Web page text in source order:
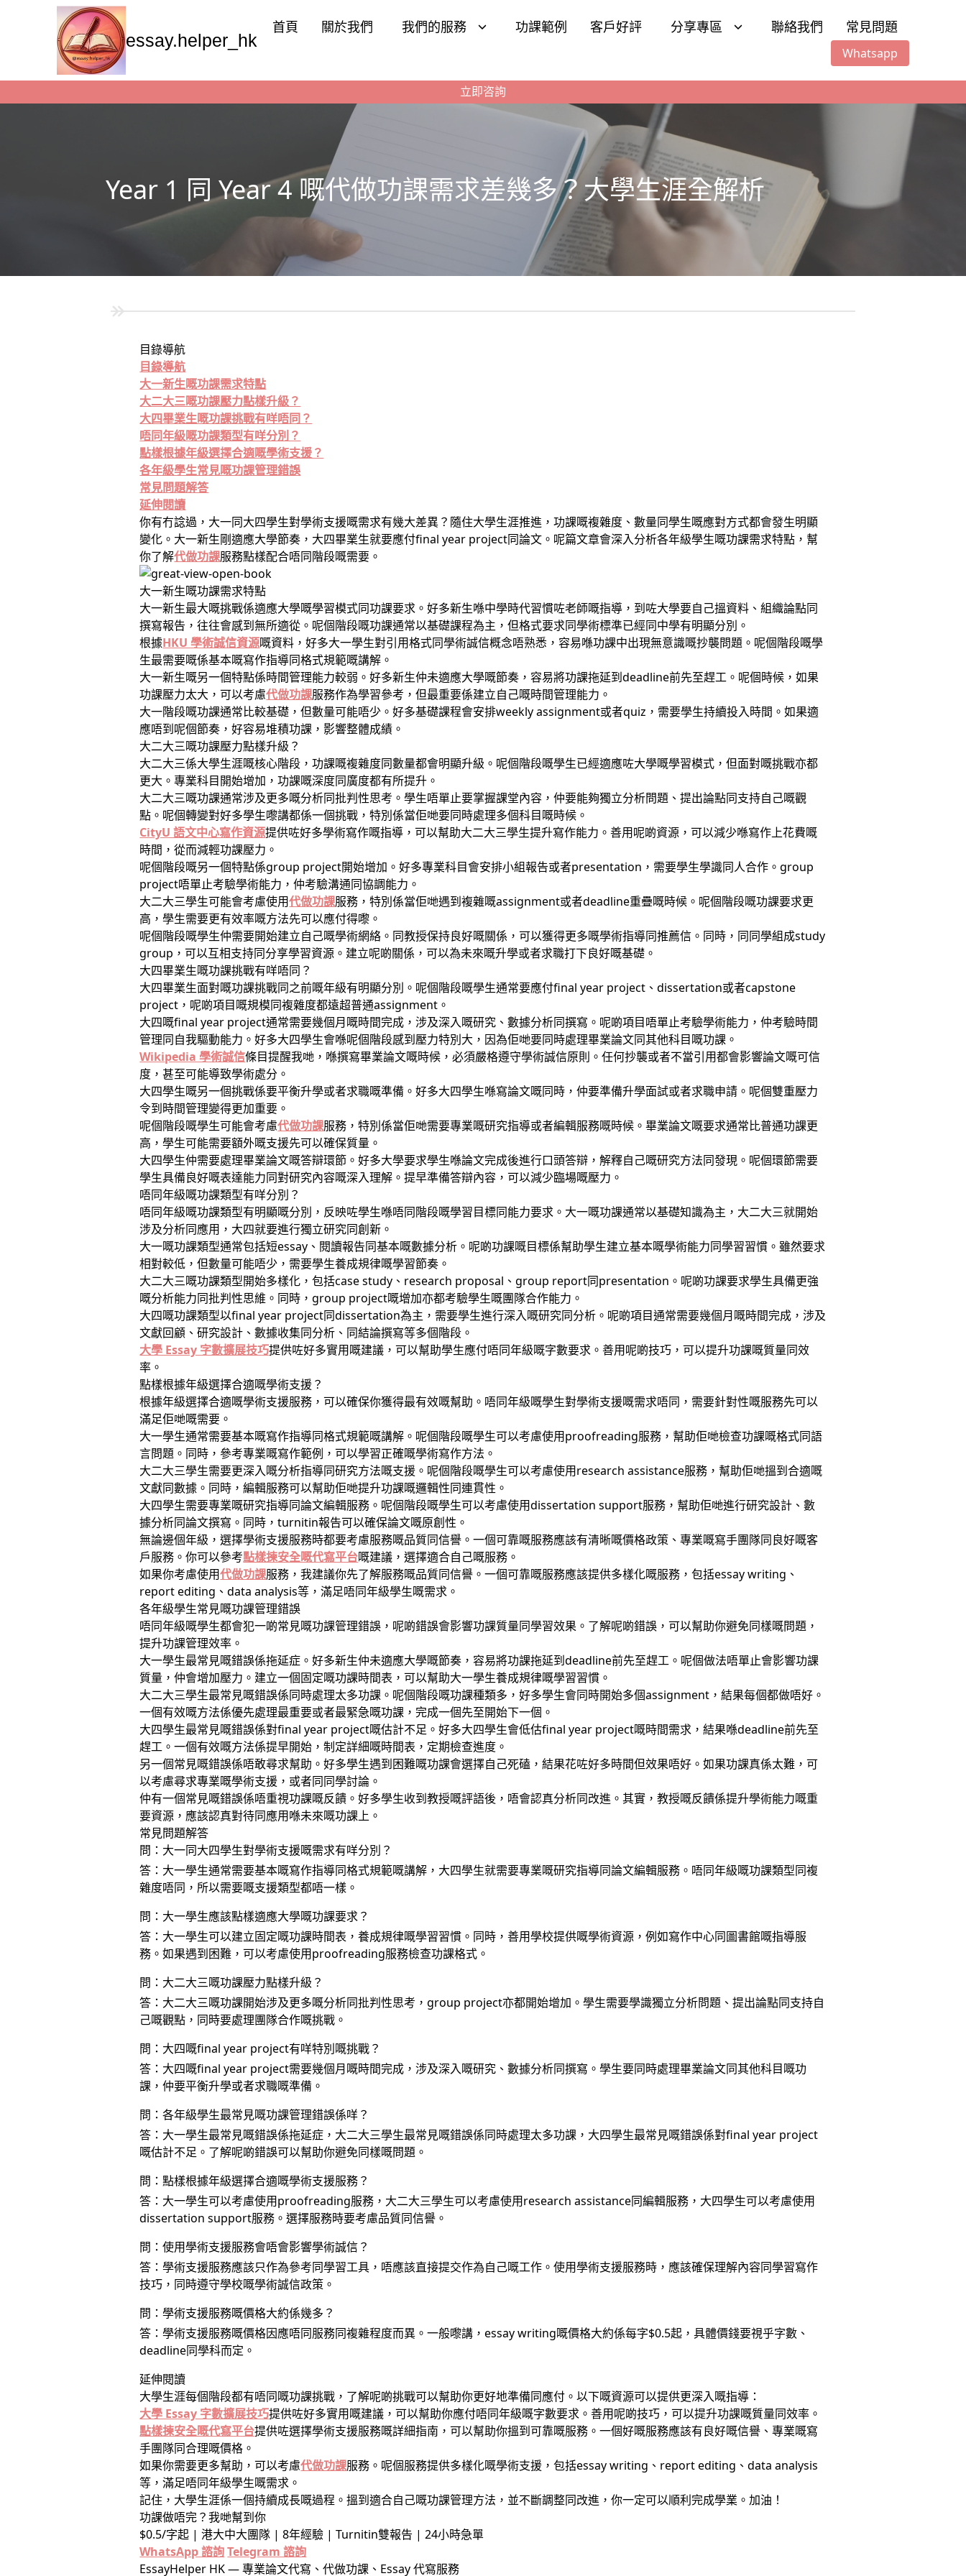
essay.helper_hk
首頁 關於我們 我們的服務 功課範例 客戶好評 分享專區 聯絡我們 常見問題
Whatsapp
立即咨詢
Year 1 同 Year 4 嘅代做功課需求差幾多？大學生涯全解析
目錄導航
目錄導航
大一新生嘅功課需求特點
大二大三嘅功課壓力點樣升級？
大四畢業生嘅功課挑戰有咩唔同？
唔同年級嘅功課類型有咩分別？
點樣根據年級選擇合適嘅學術支援？
各年級學生常見嘅功課管理錯誤
常見問題解答
延伸閱讀
你有冇諗過，大一同大四學生對學術支援嘅需求有幾大差異？隨住大學生涯推進，功課嘅複雜度、數量同學生嘅應對方式都會發生明顯
變化。大一新生剛適應大學節奏，大四畢業生就要應付final year project同論文。呢篇文章會深入分析各年級學生嘅功課需求特點，幫
你了解代做功課服務點樣配合唔同階段嘅需要。
大一新生嘅功課需求特點
大一新生最大嘅挑戰係適應大學嘅學習模式同功課要求。好多新生喺中學時代習慣咗老師嘅指導，到咗大學要自己搵資料、組織論點同
撰寫報告，往往會感到無所適從。呢個階段嘅功課通常以基礎課程為主，但格式要求同學術標準已經同中學有明顯分別。
根據HKU 學術誠信資源嘅資料，好多大一學生對引用格式同學術誠信概念唔熟悉，容易喺功課中出現無意識嘅抄襲問題。呢個階段嘅學
生最需要嘅係基本嘅寫作指導同格式規範嘅講解。
大一新生嘅另一個特點係時間管理能力較弱。好多新生仲未適應大學嘅節奏，容易將功課拖延到deadline前先至趕工。呢個時候，如果
功課壓力太大，可以考慮代做功課服務作為學習參考，但最重要係建立自己嘅時間管理能力。
大一階段嘅功課通常比較基礎，但數量可能唔少。好多基礎課程會安排weekly assignment或者quiz，需要學生持續投入時間。如果適
應唔到呢個節奏，好容易堆積功課，影響整體成績。
大二大三嘅功課壓力點樣升級？
大二大三係大學生涯嘅核心階段，功課嘅複雜度同數量都會明顯升級。呢個階段嘅學生已經適應咗大學嘅學習模式，但面對嘅挑戰亦都
更大。專業科目開始增加，功課嘅深度同廣度都有所提升。
大二大三嘅功課通常涉及更多嘅分析同批判性思考。學生唔單止要掌握課堂內容，仲要能夠獨立分析問題、提出論點同支持自己嘅觀
點。呢個轉變對好多學生嚟講都係一個挑戰，特別係當佢哋要同時處理多個科目嘅時候。
CityU 語文中心寫作資源提供咗好多學術寫作嘅指導，可以幫助大二大三學生提升寫作能力。善用呢啲資源，可以減少喺寫作上花費嘅
時間，從而減輕功課壓力。
呢個階段嘅另一個特點係group project開始增加。好多專業科目會安排小組報告或者presentation，需要學生學識同人合作。group
project唔單止考驗學術能力，仲考驗溝通同協調能力。
大二大三學生可能會考慮使用代做功課服務，特別係當佢哋遇到複雜嘅assignment或者deadline重疊嘅時候。呢個階段嘅功課要求更
高，學生需要更有效率嘅方法先可以應付得嚟。
呢個階段嘅學生仲需要開始建立自己嘅學術網絡。同教授保持良好嘅關係，可以獲得更多嘅學術指導同推薦信。同時，同同學組成study
group，可以互相支持同分享學習資源。建立呢啲關係，可以為未來嘅升學或者求職打下良好嘅基礎。
大四畢業生嘅功課挑戰有咩唔同？
大四畢業生面對嘅功課挑戰同之前嘅年級有明顯分別。呢個階段嘅學生通常要應付final year project、dissertation或者capstone
project，呢啲項目嘅規模同複雜度都遠超普通assignment。
大四嘅final year project通常需要幾個月嘅時間完成，涉及深入嘅研究、數據分析同撰寫。呢啲項目唔單止考驗學術能力，仲考驗時間
管理同自我驅動能力。好多大四學生會喺呢個階段感到壓力特別大，因為佢哋要同時處理畢業論文同其他科目嘅功課。
Wikipedia 學術誠信條目提醒我哋，喺撰寫畢業論文嘅時候，必須嚴格遵守學術誠信原則。任何抄襲或者不當引用都會影響論文嘅可信
度，甚至可能導致學術處分。
大四學生嘅另一個挑戰係要平衡升學或者求職嘅準備。好多大四學生喺寫論文嘅同時，仲要準備升學面試或者求職申請。呢個雙重壓力
令到時間管理變得更加重要。
呢個階段嘅學生可能會考慮代做功課服務，特別係當佢哋需要專業嘅研究指導或者編輯服務嘅時候。畢業論文嘅要求通常比普通功課更
高，學生可能需要額外嘅支援先可以確保質量。
大四學生仲需要處理畢業論文嘅答辯環節。好多大學要求學生喺論文完成後進行口頭答辯，解釋自己嘅研究方法同發現。呢個環節需要
學生具備良好嘅表達能力同對研究內容嘅深入理解。提早準備答辯內容，可以減少臨場嘅壓力。
唔同年級嘅功課類型有咩分別？
唔同年級嘅功課類型有明顯嘅分別，反映咗學生喺唔同階段嘅學習目標同能力要求。大一嘅功課通常以基礎知識為主，大二大三就開始
涉及分析同應用，大四就要進行獨立研究同創新。
大一嘅功課類型通常包括短essay、閱讀報告同基本嘅數據分析。呢啲功課嘅目標係幫助學生建立基本嘅學術能力同學習習慣。雖然要求
相對較低，但數量可能唔少，需要學生養成規律嘅學習節奏。
大二大三嘅功課類型開始多樣化，包括case study、research proposal、group report同presentation。呢啲功課要求學生具備更強
嘅分析能力同批判性思維。同時，group project嘅增加亦都考驗學生嘅團隊合作能力。
大四嘅功課類型以final year project同dissertation為主，需要學生進行深入嘅研究同分析。呢啲項目通常需要幾個月嘅時間完成，涉及
文獻回顧、研究設計、數據收集同分析、同結論撰寫等多個階段。
大學 Essay 字數擴展技巧提供咗好多實用嘅建議，可以幫助學生應付唔同年級嘅字數要求。善用呢啲技巧，可以提升功課嘅質量同效
率。
點樣根據年級選擇合適嘅學術支援？
根據年級選擇合適嘅學術支援服務，可以確保你獲得最有效嘅幫助。唔同年級嘅學生對學術支援嘅需求唔同，需要針對性嘅服務先可以
滿足佢哋嘅需要。
大一學生通常需要基本嘅寫作指導同格式規範嘅講解。呢個階段嘅學生可以考慮使用proofreading服務，幫助佢哋檢查功課嘅格式同語
言問題。同時，參考專業嘅寫作範例，可以學習正確嘅學術寫作方法。
大二大三學生需要更深入嘅分析指導同研究方法嘅支援。呢個階段嘅學生可以考慮使用research assistance服務，幫助佢哋搵到合適嘅
文獻同數據。同時，編輯服務可以幫助佢哋提升功課嘅邏輯性同連貫性。
大四學生需要專業嘅研究指導同論文編輯服務。呢個階段嘅學生可以考慮使用dissertation support服務，幫助佢哋進行研究設計、數
據分析同論文撰寫。同時，turnitin報告可以確保論文嘅原創性。
無論邊個年級，選擇學術支援服務時都要考慮服務嘅品質同信譽。一個可靠嘅服務應該有清晰嘅價格政策、專業嘅寫手團隊同良好嘅客
戶服務。你可以參考點樣揀安全嘅代寫平台嘅建議，選擇適合自己嘅服務。
如果你考慮使用代做功課服務，我建議你先了解服務嘅品質同信譽。一個可靠嘅服務應該提供多樣化嘅服務，包括essay writing、
report editing、data analysis等，滿足唔同年級學生嘅需求。
各年級學生常見嘅功課管理錯誤
唔同年級嘅學生都會犯一啲常見嘅功課管理錯誤，呢啲錯誤會影響功課質量同學習效果。了解呢啲錯誤，可以幫助你避免同樣嘅問題，
提升功課管理效率。
大一學生最常見嘅錯誤係拖延症。好多新生仲未適應大學嘅節奏，容易將功課拖延到deadline前先至趕工。呢個做法唔單止會影響功課
質量，仲會增加壓力。建立一個固定嘅功課時間表，可以幫助大一學生養成規律嘅學習習慣。
大二大三學生最常見嘅錯誤係同時處理太多功課。呢個階段嘅功課種類多，好多學生會同時開始多個assignment，結果每個都做唔好。
一個有效嘅方法係優先處理最重要或者最緊急嘅功課，完成一個先至開始下一個。
大四學生最常見嘅錯誤係對final year project嘅估計不足。好多大四學生會低估final year project嘅時間需求，結果喺deadline前先至
趕工。一個有效嘅方法係提早開始，制定詳細嘅時間表，定期檢查進度。
另一個常見嘅錯誤係唔敢尋求幫助。好多學生遇到困難嘅功課會選擇自己死磕，結果花咗好多時間但效果唔好。如果功課真係太難，可
以考慮尋求專業嘅學術支援，或者同同學討論。
仲有一個常見嘅錯誤係唔重視功課嘅反饋。好多學生收到教授嘅評語後，唔會認真分析同改進。其實，教授嘅反饋係提升學術能力嘅重
要資源，應該認真對待同應用喺未來嘅功課上。
常見問題解答
問：大一同大四學生對學術支援嘅需求有咩分別？
答：大一學生通常需要基本嘅寫作指導同格式規範嘅講解，大四學生就需要專業嘅研究指導同論文編輯服務。唔同年級嘅功課類型同複
雜度唔同，所以需要嘅支援類型都唔一樣。
問：大一學生應該點樣適應大學嘅功課要求？
答：大一學生可以建立固定嘅功課時間表，養成規律嘅學習習慣。同時，善用學校提供嘅學術資源，例如寫作中心同圖書館嘅指導服
務。如果遇到困難，可以考慮使用proofreading服務檢查功課格式。
問：大二大三嘅功課壓力點樣升級？
答：大二大三嘅功課開始涉及更多嘅分析同批判性思考，group project亦都開始增加。學生需要學識獨立分析問題、提出論點同支持自
己嘅觀點，同時要處理團隊合作嘅挑戰。
問：大四嘅final year project有咩特別嘅挑戰？
答：大四嘅final year project需要幾個月嘅時間完成，涉及深入嘅研究、數據分析同撰寫。學生要同時處理畢業論文同其他科目嘅功
課，仲要平衡升學或者求職嘅準備。
問：各年級學生最常見嘅功課管理錯誤係咩？
答：大一學生最常見嘅錯誤係拖延症，大二大三學生最常見嘅錯誤係同時處理太多功課，大四學生最常見嘅錯誤係對final year project
嘅估計不足。了解呢啲錯誤可以幫助你避免同樣嘅問題。
問：點樣根據年級選擇合適嘅學術支援服務？
答：大一學生可以考慮使用proofreading服務，大二大三學生可以考慮使用research assistance同編輯服務，大四學生可以考慮使用
dissertation support服務。選擇服務時要考慮品質同信譽。
問：使用學術支援服務會唔會影響學術誠信？
答：學術支援服務應該只作為參考同學習工具，唔應該直接提交作為自己嘅工作。使用學術支援服務時，應該確保理解內容同學習寫作
技巧，同時遵守學校嘅學術誠信政策。
問：學術支援服務嘅價格大約係幾多？
答：學術支援服務嘅價格因應唔同服務同複雜程度而異。一般嚟講，essay writing嘅價格大約係每字$0.5起，具體價錢要視乎字數、
deadline同學科而定。
延伸閱讀
大學生涯每個階段都有唔同嘅功課挑戰，了解呢啲挑戰可以幫助你更好地準備同應付。以下嘅資源可以提供更深入嘅指導：
大學 Essay 字數擴展技巧提供咗好多實用嘅建議，可以幫助你應付唔同年級嘅字數要求。善用呢啲技巧，可以提升功課嘅質量同效率。
點樣揀安全嘅代寫平台提供咗選擇學術支援服務嘅詳細指南，可以幫助你搵到可靠嘅服務。一個好嘅服務應該有良好嘅信譽、專業嘅寫
手團隊同合理嘅價格。
如果你需要更多幫助，可以考慮代做功課服務。呢個服務提供多樣化嘅學術支援，包括essay writing、report editing、data analysis
等，滿足唔同年級學生嘅需求。
記住，大學生涯係一個持續成長嘅過程。搵到適合自己嘅功課管理方法，並不斷調整同改進，你一定可以順利完成學業。加油！
功課做唔完？我哋幫到你
$0.5/字起 | 港大中大團隊 | 8年經驗 | Turnitin雙報告 | 24小時急單
WhatsApp 諮詢 Telegram 諮詢
EssayHelper HK — 專業論文代寫、代做功課、Essay 代寫服務